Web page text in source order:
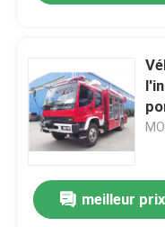
meilleur prix